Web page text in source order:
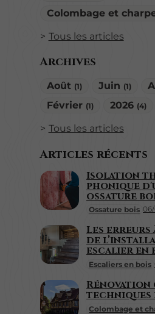
Colombage et
Tous les articles
Archives
Août (1) Juin (1)
Février (1) 2026 (4)
Tous les articles
Articles récents
Ossature bois
Isolation
phonique
ossature
Escaliers en bois
Les
de
escalier en
Colombage et
Rénovation
techniques